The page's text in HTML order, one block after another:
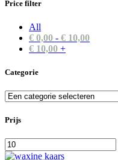
Price filter
All
€ 0,00 - € 10,00
€ 10,00 +
Categorie
Prijs
Min.
prijs